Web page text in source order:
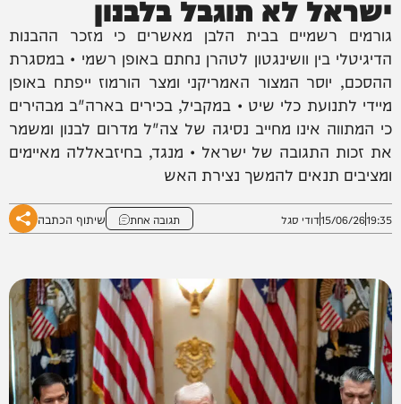
גורמים רשמיים בבית הלבן מאשרים כי מזכר ההבנות
הדיגיטלי בין וושינגטון לטהרן נחתם באופן רשמי • במסגרת
ההסכם, יוסר המצור האמריקני ומצר הורמוז ייפתח באופן
מיידי לתנועת כלי שיט • במקביל, בכירים בארה"ב מבהירים
כי המתווה אינו מחייב נסיגה של צה"ל מדרום לבנון ומשמר
את זכות התגובה של ישראל • מנגד, בחיזבאללה מאיימים
ומציבים תנאים להמשך נצירת האש
19:35
15/06/26דודי סגל תגובה אחת שיתוף הכתבה